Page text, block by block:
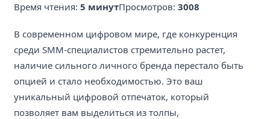
Время чтения: 5 минутПросмотров: 3008
В современном цифровом мире, где конкуренция
среди SMM-специалистов стремительно растет,
наличие сильного личного бренда перестало быть
опцией и стало необходимостью. Это ваш
уникальный цифровой отпечаток, который
позволяет вам выделиться из толпы,